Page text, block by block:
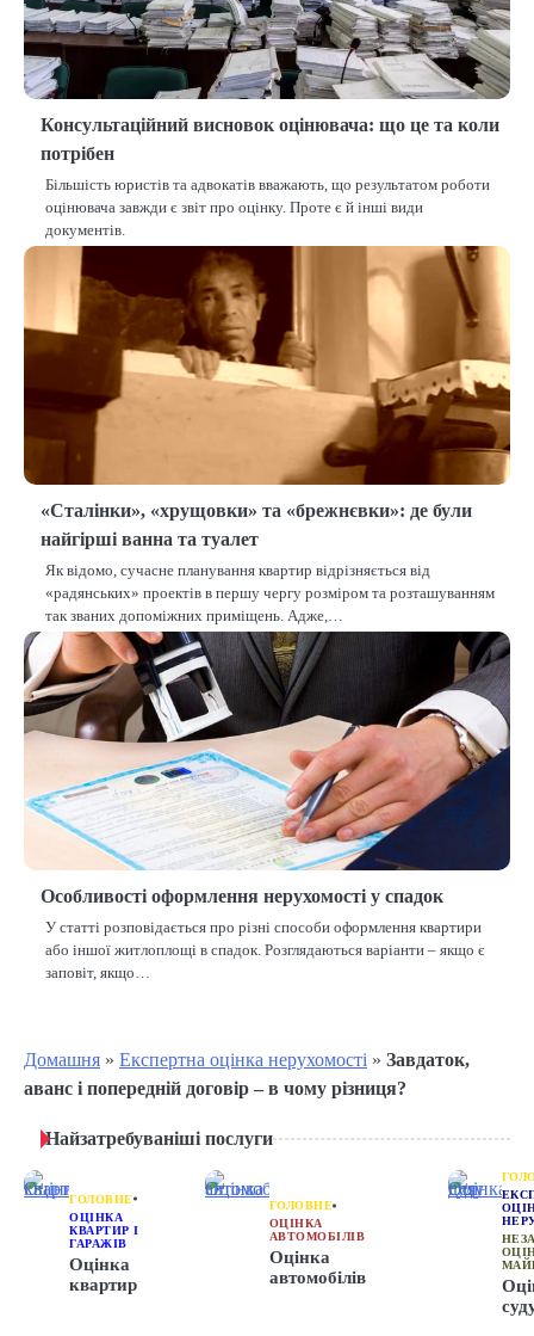
Консультаційний висновок оцінювача: що це та коли
потрібен
Більшість юристів та адвокатів вважають, що результатом роботи
оцінювача завжди є звіт про оцінку. Проте є й інші види
документів.
«Сталінки», «хрущовки» та «брежнєвки»: де були
найгірші ванна та туалет
Як відомо, сучасне планування квартир відрізняється від
«радянських» проектів в першу чергу розміром та розташуванням
так званих допоміжних приміщень. Адже,…
Особливості оформлення нерухомості у спадок
У статті розповідається про різні способи оформлення квартири
або іншої житлоплощі в спадок. Розглядаються варіанти – якщо є
заповіт, якщо…
Домашня » Експертна оцінка нерухомості » Завдаток,
аванс і попередній договір – в чому різниця?
Найзатребуваніші послуги
ГОЛОВНЕ
ОЦІНКА
КВАРТИР І
ГАРАЖІВ
Оцінка
квартир
ГОЛОВНЕ
ОЦІНКА
АВТОМОБІЛІВ
Оцінка
автомобілів